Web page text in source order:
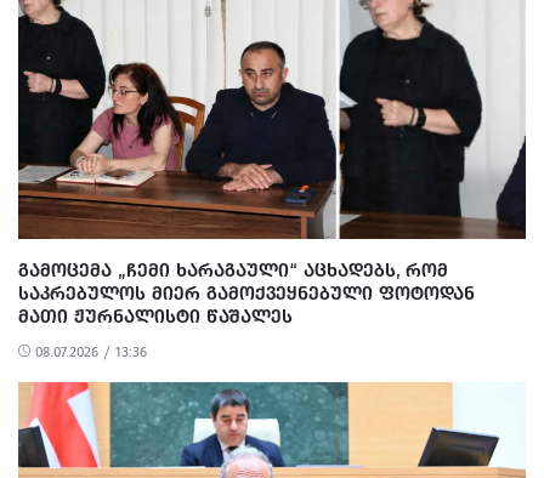
ᲒᲐᲛᲝᲪᲔᲛᲐ „ᲩᲔᲛᲘ ᲮᲐᲠᲐᲒᲐᲣᲚᲘ“ ᲐᲪᲮᲐᲓᲔᲑᲡ, ᲠᲝᲛ
ᲡᲐᲙᲠᲔᲑᲣᲚᲝᲡ ᲛᲘᲔᲠ ᲒᲐᲛᲝᲥᲕᲔᲧᲜᲔᲑᲣᲚᲘ ᲤᲝᲢᲝᲓᲐᲜ
ᲛᲐᲗᲘ ᲟᲣᲠᲜᲐᲚᲘᲡᲢᲘ ᲬᲐᲨᲐᲚᲔᲡ
08.07.2026 / 13:36